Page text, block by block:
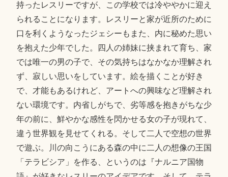
持ったレスリーですが、この学校では冷ややかに迎え
られることになります。レスリーと家が近所のために
口を利くようなったジェシーもまた、内に秘めた思い
を抱えた少年でした。四人の姉妹に挟まれて育ち、家
では唯一の男の子で、その気持ちはなかなか理解され
ず、寂しい思いをしています。絵を描くことが好き
で、才能もあるけれど、アートへの興味など理解され
ない環境です。内省しがちで、劣等感を抱きがちな少
年の前に、鮮やかな感性を閃かせる女の子が現れて、
違う世界観を見せてくれる。そして二人で空想の世界
で遊ぶ。川の向こうにある森の中に二人の想像の王国
「テラビシア」を作る、というのは『ナルニア国物